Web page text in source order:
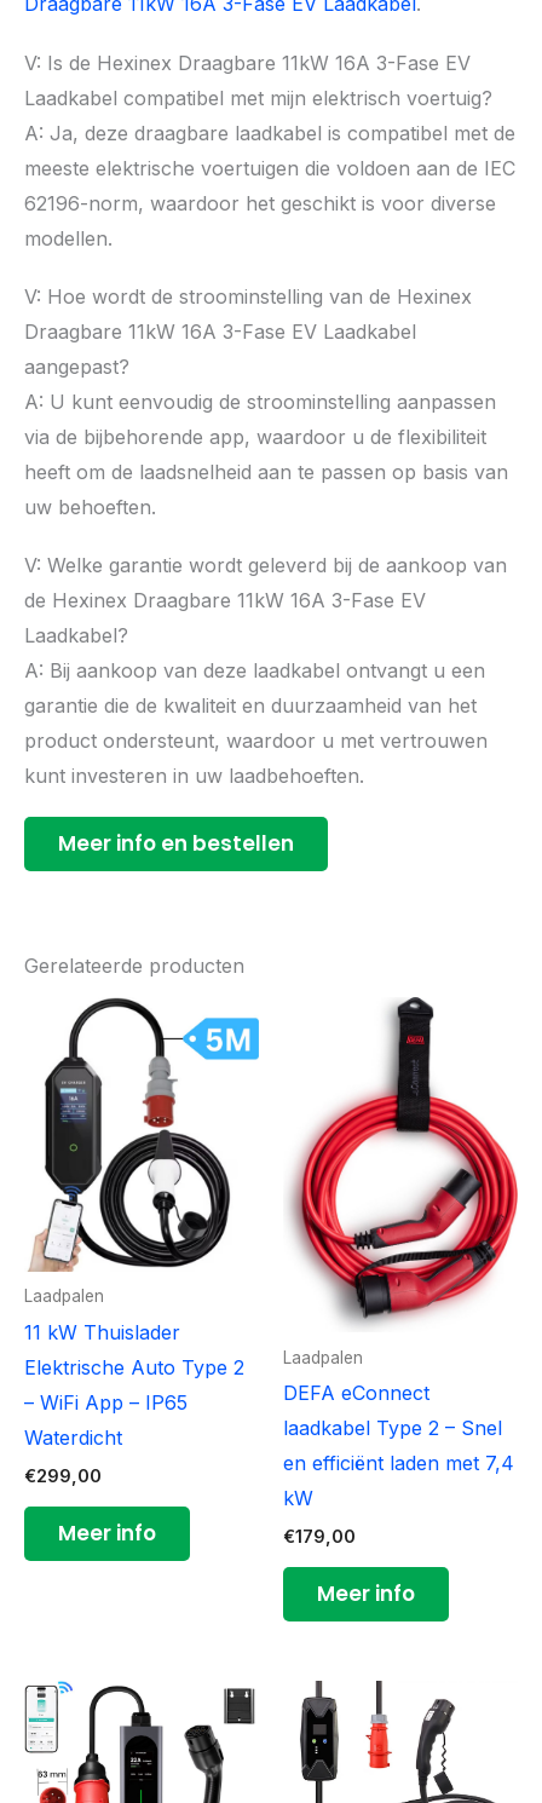
V: Is de Hexinex Draagbare 11kW 16A 3-Fase EV
Laadkabel compatibel met mijn elektrisch voertuig?
A: Ja, deze draagbare laadkabel is compatibel met de
meeste elektrische voertuigen die voldoen aan de IEC
62196-norm, waardoor het geschikt is voor diverse
modellen.
V: Hoe wordt de stroominstelling van de Hexinex
Draagbare 11kW 16A 3-Fase EV Laadkabel
aangepast?
A: U kunt eenvoudig de stroominstelling aanpassen
via de bijbehorende app, waardoor u de flexibiliteit
heeft om de laadsnelheid aan te passen op basis van
uw behoeften.
V: Welke garantie wordt geleverd bij de aankoop van
de Hexinex Draagbare 11kW 16A 3-Fase EV
Laadkabel?
A: Bij aankoop van deze laadkabel ontvangt u een
garantie die de kwaliteit en duurzaamheid van het
product ondersteunt, waardoor u met vertrouwen
kunt investeren in uw laadbehoeften.
Meer info en bestellen
Gerelateerde producten
Laadpalen
11 kW Thuislader
Elektrische Auto Type 2
– WiFi App – IP65
Waterdicht
€299,00
Meer info
Laadpalen
DEFA eConnect
laadkabel Type 2 – Snel
en efficiënt laden met 7,4
kW
€179,00
Meer info